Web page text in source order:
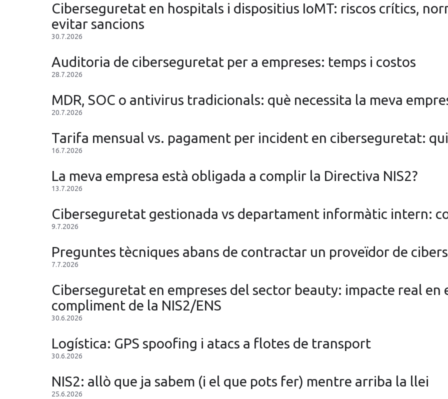
Ciberseguretat en hospitals i dispositius IoMT: riscos crítics,
evitar sancions
30.7.2026
Auditoria de ciberseguretat per a empreses: temps i costos
28.7.2026
MDR, SOC o antivirus tradicionals: què necessita la meva
20.7.2026
Tarifa mensual vs. pagament per incident en ciberseguretat:
16.7.2026
La meva empresa està obligada a complir la Directiva NIS2?
13.7.2026
Ciberseguretat gestionada vs departament informàtic intern:
9.7.2026
Preguntes tècniques abans de contractar un proveïdor de
7.7.2026
Ciberseguretat en empreses del sector beauty: impacte real en
compliment de la NIS2/ENS
30.6.2026
Logística: GPS spoofing i atacs a flotes de transport
30.6.2026
NIS2: allò que ja sabem (i el que pots fer) mentre arriba la llei
25.6.2026